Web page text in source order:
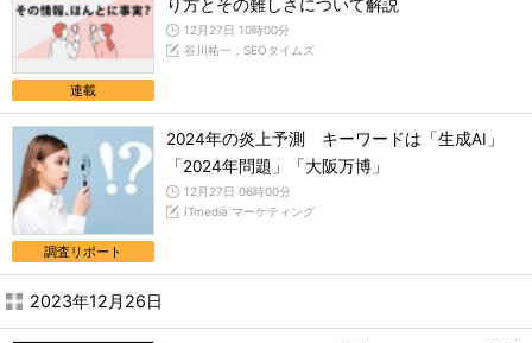
連載
り方とその難しさについて解説
12月27日 10時00分
谷川祐一，SEOタイムズ
調査リポート
2024年の炎上予測 キーワードは「生成AI」
「2024年問題」「大阪万博」
12月27日 06時00分
ITmedia マーケティング
2023年12月26日